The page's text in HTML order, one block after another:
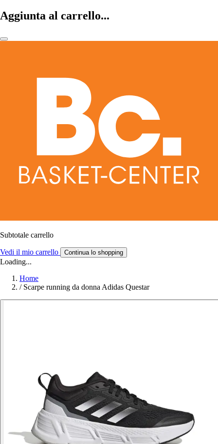
Aggiunta al carrello...
Subtotale carrello
Vedi il mio carrello Continua lo shopping
Loading...
Home
/ Scarpe running da donna Adidas Questar